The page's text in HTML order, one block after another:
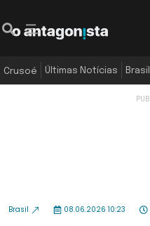
Crusoé Últimas Notícias Brasil
Brasil 08.06.2026 10:23